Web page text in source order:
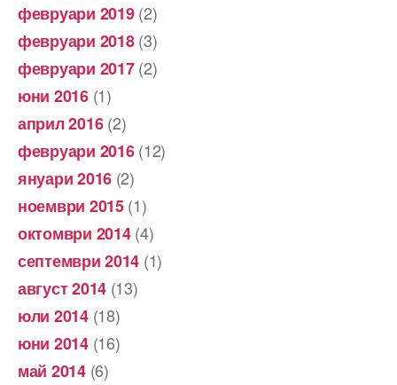
февруари 2019(2)
февруари 2018(3)
февруари 2017(2)
юни 2016(1)
април 2016(2)
февруари 2016(12)
януари 2016 (2)
ноември 2015(1)
октомври 2014(4)
септември 2014 (1)
август 2014 (13)
юли 2014(18)
юни 2014(16)
май 2014(6)